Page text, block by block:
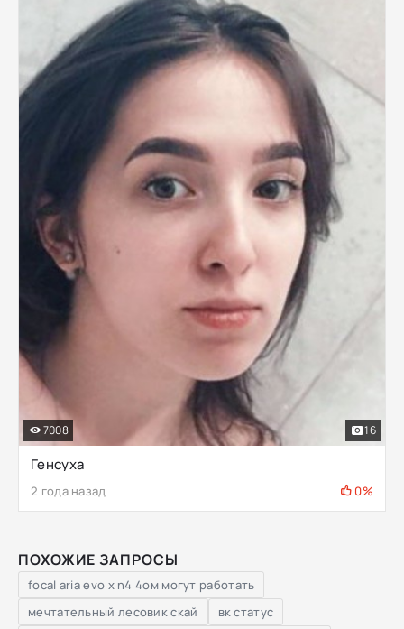
Генсуха
2 года назад 0%
7008 16
ПОХОЖИЕ ЗАПРОСЫ
focal aria evo x n4 4ом могут работать
мечтательный лесовик скай
вк статус